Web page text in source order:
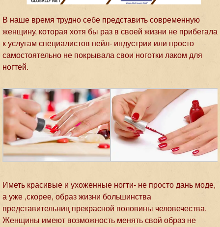
В наше время трудно себе представить современную
женщину, которая хотя бы раз в своей жизни не прибегала
к услугам специалистов нейл- индустрии или просто
самостоятельно не покрывала свои ноготки лаком для
ногтей.
Иметь красивые и ухоженные ногти- не просто дань моде,
а уже ,скорее, образ жизни большинства
представительниц прекрасной половины человечества.
Женщины имеют возможность менять свой образ не